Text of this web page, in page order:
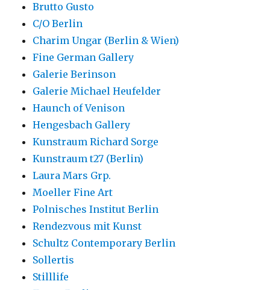
Brutto Gusto
C/O Berlin
Charim Ungar (Berlin & Wien)
Fine German Gallery
Galerie Berinson
Galerie Michael Heufelder
Haunch of Venison
Hengesbach Gallery
Kunstraum Richard Sorge
Kunstraum t27 (Berlin)
Laura Mars Grp.
Moeller Fine Art
Polnisches Institut Berlin
Rendezvous mit Kunst
Schultz Contemporary Berlin
Sollertis
Stilllife